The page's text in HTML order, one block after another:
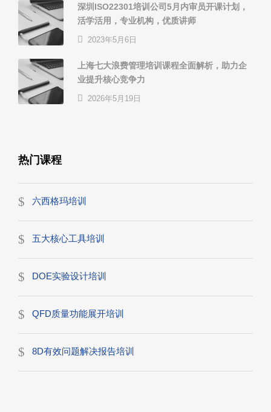
深圳ISO22301培训公司5月内审员开课计划，
活学活用，专业机构，优质讲师
2023年5月6日
上海七大浪费管理培训课程全面解析，助力企
业提升核心竞争力
2026年5月19日
热门课程
六西格玛培训
五大核心工具培训
DOE实验设计培训
QFD质量功能展开培训
8D有效问题解决报告培训